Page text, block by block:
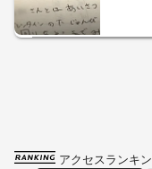
アクセスランキ